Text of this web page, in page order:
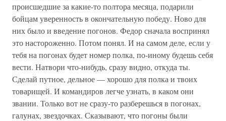
происшедшие за какие-то полтора месяца, подарили
бойцам уверенность в окончательную победу. Ново для
них было и введение погонов. Федор сначала воспринял
это настороженно. Потом понял. И на самом деле, если у
тебя на погонах будет номер полка, по-иному будешь себя
вести. Натвори что-нибудь, сразу видно, откуда ты.
Сделай путное, дельное — хорошо для полка и твоих
товарищей. И командиров легче узнать, в каком они
звании. Только вот не сразу-то разберешься в погонах,
галунах, звездочках. Сказывают, что погоны были